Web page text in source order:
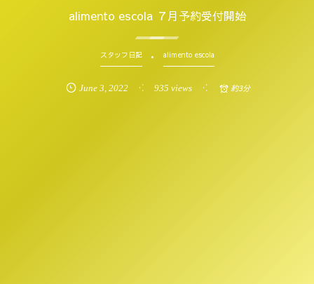
alimento escola ７月予約受付開始
スタッフ日記 alimento escola
June 3, 2022 935 views 約3分